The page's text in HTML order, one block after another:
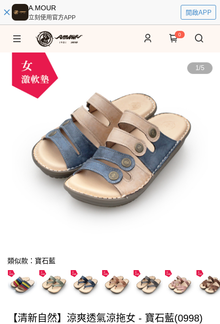
A.MOUR
立刻使用官方APP
開啟APP
0
1/5
類似款：寶石藍
【清新自然】涼爽透氣涼拖女 - 寶石藍(0998)